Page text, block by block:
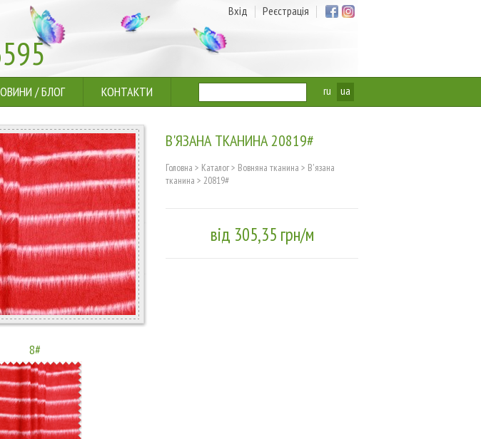
Вхід Реєстрація
/БЛОГ КОНТАКТИ ru ua
В'ЯЗАНА ТКАНИНА 20819#
Головна > Каталог> Вовняна тканина > В'язана
тканина > 20819#
від 305,35 грн/м
8#